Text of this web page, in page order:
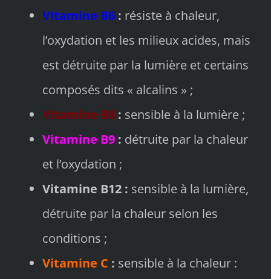
Vitamine B6 : résiste à chaleur,
l’oxydation et les milieux acides, mais
est détruite par la lumière et certains
composés dits « alcalins » ;
Vitamine B8 : sensible à la lumière ;
Vitamine B9 : détruite par la chaleur
et l’oxydation ;
Vitamine B12 : sensible à la lumière,
détruite par la chaleur selon les
conditions ;
Vitamine C : sensible à la chaleur :